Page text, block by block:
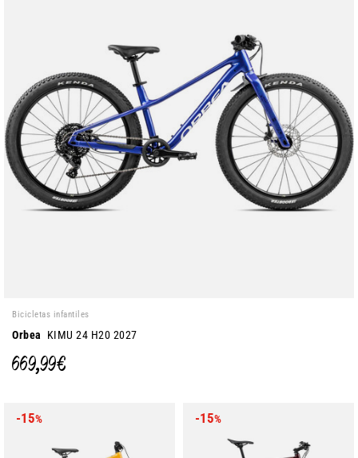
Bicicletas infantiles
Orbea KIMU 24 H20 2027
669,99 €
-15% -15%